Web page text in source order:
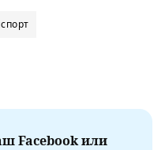
Facebook или